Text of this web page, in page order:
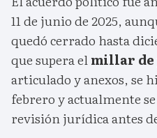
11 de junio de 2025,
quedó cerrado hasta
que supera elmillar de
articulado y anexos, se
febrero y actualmente
revisión jurídica antes